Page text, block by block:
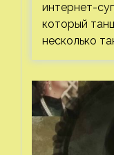
интернет-
который
несколько